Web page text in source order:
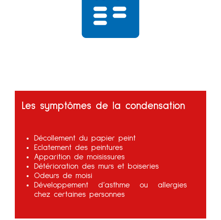
Les symptômes de la condensation
Décollement du papier peint
Eclatement des peintures
Apparition de moisissures
Détérioration des murs et boiseries
Odeurs de moisi
Développement d’asthme ou allergies
chez certaines personnes